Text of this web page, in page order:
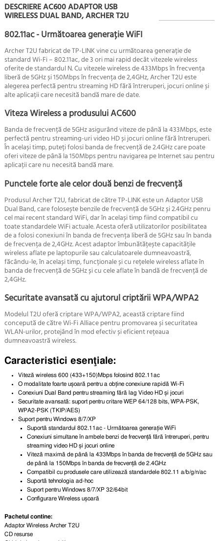
DESCRIERE AC600 ADAPTOR USB
WIRELESS DUAL BAND, ARCHER T2U
802.11ac - Următoarea generație WiFI
Archer T2U fabricat de TP-LINK vine cu următoarea generație de
standard Wi-Fi – 802.11ac, de 3 ori mai rapid decât vitezele wireless
oferite de standardul N.Cu vitezele wireless de 433Mbps în frecvența
liberă de 5GHz și 150Mbps în frecvența de 2,4GHz, Archer T2U este
alegerea perfectă pentru streaming HD fără întreruperi, jocuri online și
alte aplicații care necesită bandă mare de date.
Viteza Wireless a produsului AC600
Banda de frecvență de 5GHz asigurând viteze de până la 433Mbps, este
perfectă pentru streaming-uri video HD și jocuri online fără întreruperi.
În același timp, puteți folosi banda de frecvență de 2.4GHz care poate
oferi viteze de până la 150Mbps pentru navigarea pe Internet sau pentru
aplicații care nu necesită bandă mare.
Punctele forte ale celor două benzi de frecvență
Produsul Archer T2U, fabricat de către TP-LINK este un Adaptor USB
Dual Band, care folosește benzile de frecvență de 5GHz și 2.4GHz penru
cel mai recent standard WiFi, dar în același timp fiind compatibil cu
toate standardele WiFi actuale. Acestaoferă utilizatorilor posibilitatea
de a folosi conexiuni în banda de frecvența liberă de 5GHz sau în banda
de frecvența de 2,4GHz. Acest adaptor îmbunătățește capacitățile
wireless aflate pe laptopurile sau calculatoarele dumneavoastră,
făcându-le, în același timp, funcționale și cu rețelele wireless aflate în
banda de frecvență de 5GHz și cu cele aflate în bandă de frecvență de
2,4GHz.
Securitate avansată cu ajutorul criptării WPA/WPA2
Modelul T2U oferă criptare WPA/WPA2, această criptare fiind
concepută de către Wi-Fi Alliace pentru promovarea și securitatea
WLAN-urilor, protejând în mod efectiv și eficient rețeaua
dumneavoastră wireless.
Caracteristici esenţiale:
Viteză wireless 600 (433+150)Mbps folosind 802.11ac
O modalitate foarte ușoară pentru a obține conexiune rapidă Wi-Fi
Conexiuni Dual Band pentru streaming fără lag Video HD și jocuri
Securitate avansată: suport pentru critare WEP 64/128 bits, WPA-PSK,
WPA2-PSK (TKIP/AES)
Suport pentru Windows 8/7/XP
Suportă standardul 802.11ac - Următoarea generație WiFi
Conexiuni simultane în ambele benzi de frecvență fără întreruperi, pentru
streaming video HD și jocuri online
Viteză maximă de până la 433Mbps în banda de frecvență de 5GHz sau
de până la 150Mbps în banda de frecvență de 2.4GHz
Compatibil cu produsele care utilizează standardele 802.11 a/b/g/n/ac
Suportă tehnologia ad-hoc
Suport pentru Windows 8/7/XP 32/64bit
Configurare Wireless ușoară
Pachetul contine:
Adaptor Wireless Archer T2U
CD resurse